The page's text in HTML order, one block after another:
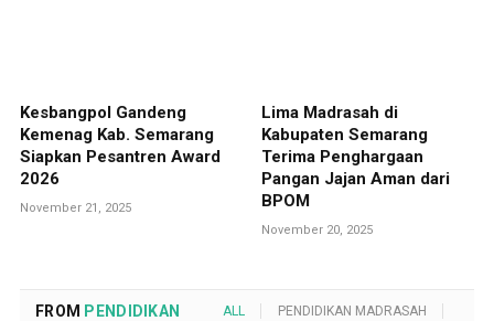
Kesbangpol Gandeng
Kemenag Kab. Semarang
Siapkan Pesantren Award
2026
November 21, 2025
Lima Madrasah di
Kabupaten Semarang
Terima Penghargaan
Pangan Jajan Aman dari
BPOM
November 20, 2025
FROM PENDIDIKAN ALL PENDIDIKAN MADRASAH